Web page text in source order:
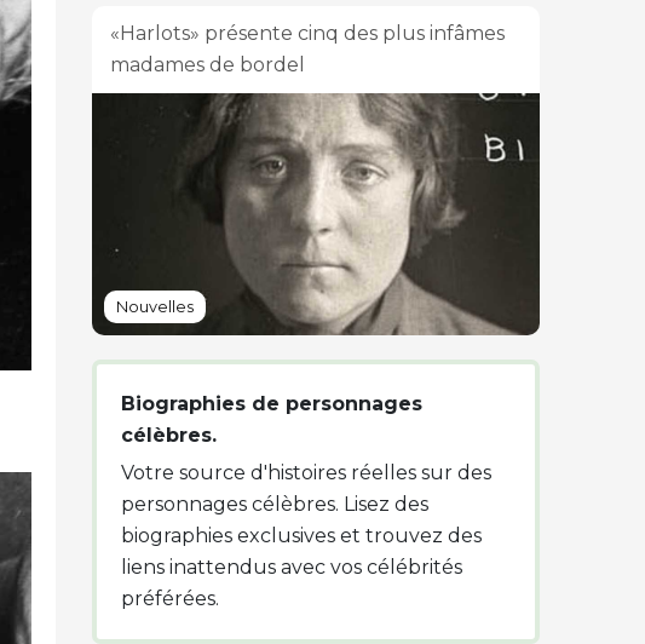
«Harlots» présente cinq des plus infâmes
madames de bordel
Nouvelles
Biographies de personnages
célèbres.
Votre source d'histoires réelles sur des
personnages célèbres. Lisez des
biographies exclusives et trouvez des
liens inattendus avec vos célébrités
préférées.